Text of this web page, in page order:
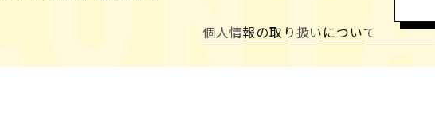
個人情報の取り扱いについて